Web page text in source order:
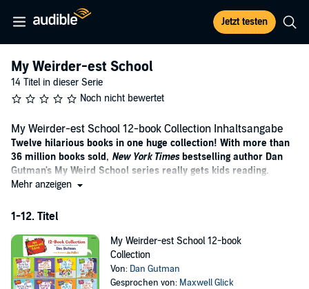
Jetzt testen
My Weirder-est School
14 Titel in dieser Serie
Noch nicht bewertet
My Weirder-est School 12-book Collection Inhaltsangabe
Twelve hilarious books in one huge collection! With more than
36 million books sold, New York Timesbestselling author Dan
Gutman's My Weird School series really gets kids reading.
singer and rapper in the world, A.J. and his friends have had some
wild and wacky adventures.
Now fans can find all twelve books in the bestselling My Weirder-est
School series in one weird collection. This collection includes:
Mehr anzeigen
1-12. Titel
My Weirder-est School 12-book
Collection
Von: Dan Gutman
Gesprochen von: Maxwell Glick